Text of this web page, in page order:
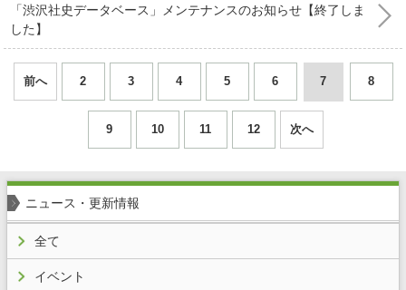
「渋沢社史データベース」メンテナンスのお知らせ【終了しま
した】
前へ 2 3 4 5 6 7 8
9 10 11 12 次へ
ニュース・更新情報
全て
イベント